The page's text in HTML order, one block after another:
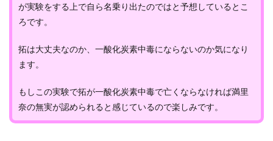
が実験をする上で自ら名乗り出たのではと予想しているとこ
ろです。
拓は大丈夫なのか、一酸化炭素中毒にならないのか気になり
ます。
もしこの実験で拓が一酸化炭素中毒で亡くならなければ満里
奈の無実が認められると感じているので楽しみです。